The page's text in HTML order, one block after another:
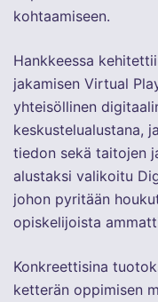
kohtaamiseen.
Hankkeessa
jakamisen Virtual
yhteisöllinen
keskustelualustana,
tiedon sekä taitojen
alustaksi valikoitu
johon pyritään
opiskelijoista
Konkreettisina
ketterän oppimisen